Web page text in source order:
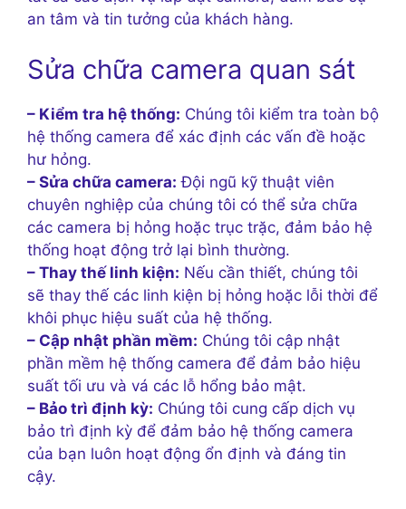
an tâm và tin tưởng của khách hàng.
Sửa chữa camera quan sát
– Kiểm tra hệ thống: Chúng tôi kiểm tra toàn bộ
hệ thống camera để xác định các vấn đề hoặc
hư hỏng.
– Sửa chữa camera: Đội ngũ kỹ thuật viên
chuyên nghiệp của chúng tôi có thể sửa chữa
các camera bị hỏng hoặc trục trặc, đảm bảo hệ
thống hoạt động trở lại bình thường.
– Thay thế linh kiện: Nếu cần thiết, chúng tôi
sẽ thay thế các linh kiện bị hỏng hoặc lỗi thời để
khôi phục hiệu suất của hệ thống.
– Cập nhật phần mềm: Chúng tôi cập nhật
phần mềm hệ thống camera để đảm bảo hiệu
suất tối ưu và vá các lỗ hổng bảo mật.
– Bảo trì định kỳ: Chúng tôi cung cấp dịch vụ
bảo trì định kỳ để đảm bảo hệ thống camera
của bạn luôn hoạt động ổn định và đáng tin
cậy.